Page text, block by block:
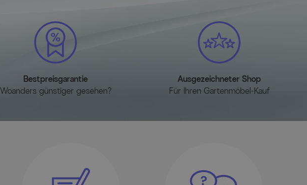
Bestpreisgarantie
Woanders günstiger gesehen?
Ausgezeichneter Shop
Für Ihren Gartenmöbel-Kauf